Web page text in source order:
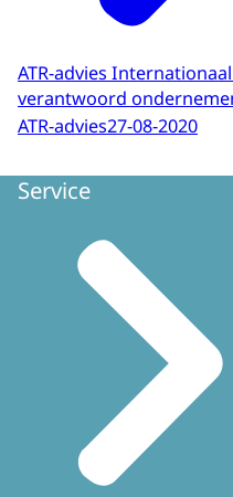
ATR-advies
verantwoord
ATR-advies27-08-2020
Service